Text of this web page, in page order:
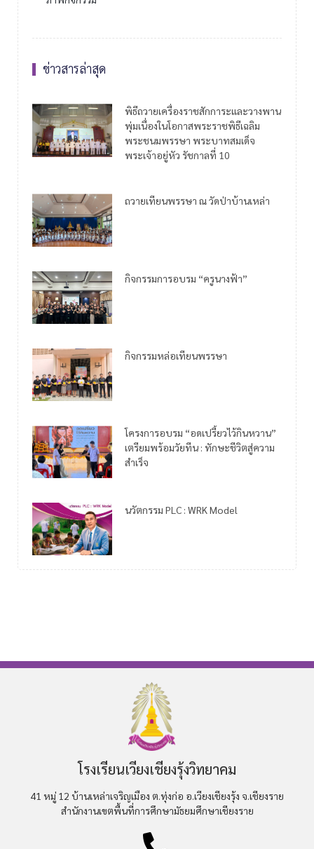
ข่าวสารล่าสุด
พิธีถวายเครื่องราชสักการะและวางพาน
พุ่มเนื่องในโอกาสพระราชพิธีเฉลิม
พระชนมพรรษา พระบาทสมเด็จ
พระเจ้าอยู่หัว รัชกาลที่ 10
ถวายเทียนพรรษา ณ วัดป่าบ้านเหล่า
กิจกรรมการอบรม “ครูนางฟ้า”
กิจกรรมหล่อเทียนพรรษา
โครงการอบรม “อดเปรี้ยวไว้กินหวาน”
เตรียมพร้อมวัยทีน : ทักษะชีวิตสู่ความ
สำเร็จ
นวัตกรรม PLC : WRK Model
โรงเรียนเวียงเชียงรุ้งวิทยาคม
41 หมู่ 12 บ้านเหล่าเจริญเมือง ต.ทุ่งก่อ อ.เวียงเชียงรุ้ง จ.เชียงราย
สำนักงานเขตพื้นที่การศึกษามัธยมศึกษาเชียงราย